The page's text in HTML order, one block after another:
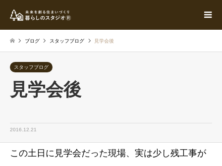
ブログ スタッフブログ 見学会後
スタッフブログ
見学会後
2016.12.21
この土日に見学会だった現場、実は少し残工事が